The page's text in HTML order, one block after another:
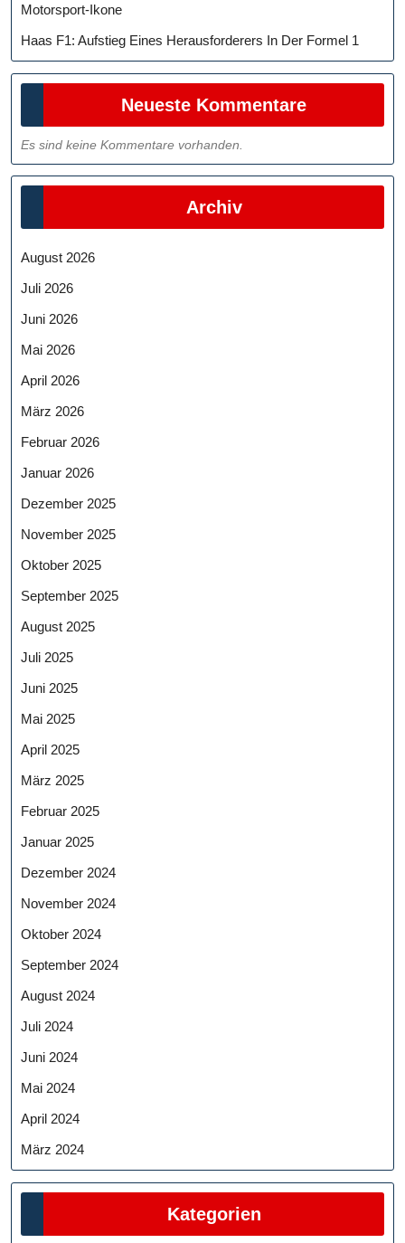
Motorsport-Ikone
Haas F1: Aufstieg Eines Herausforderers In Der Formel 1
Neueste Kommentare
Es sind keine Kommentare vorhanden.
Archiv
August 2026
Juli 2026
Juni 2026
Mai 2026
April 2026
März 2026
Februar 2026
Januar 2026
Dezember 2025
November 2025
Oktober 2025
September 2025
August 2025
Juli 2025
Juni 2025
Mai 2025
April 2025
März 2025
Februar 2025
Januar 2025
Dezember 2024
November 2024
Oktober 2024
September 2024
August 2024
Juli 2024
Juni 2024
Mai 2024
April 2024
März 2024
Kategorien